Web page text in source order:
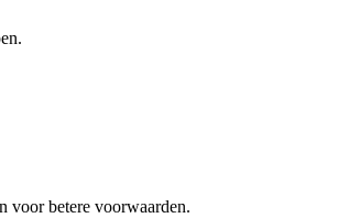
voor betere voorwaarden.